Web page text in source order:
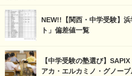
NEW!!【関西・中学受験】
ト」偏差値一覧
【中学受験の塾選び】
アカ・エルカミノ・グノー